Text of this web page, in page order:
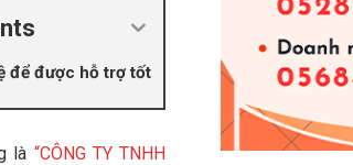
để được hỗ trợ tốt
là “CÔNG TY TNHH